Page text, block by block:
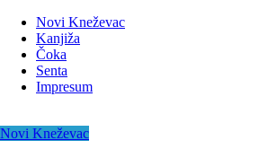
Novi Kneževac
Kanjiža
Čoka
Senta
Impresum
Novi Kneževac